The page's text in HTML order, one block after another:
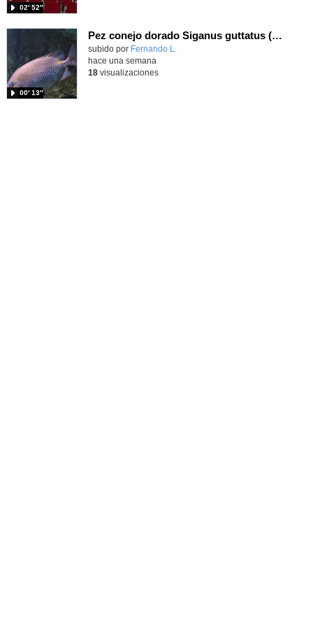
02′ 52″
Pez conejo dorado Siganus guttatus (Bloch, 1786)
Contenido educativo.
subido por Fernando L.
00′ 13″
hace una semana
18visualizaciones